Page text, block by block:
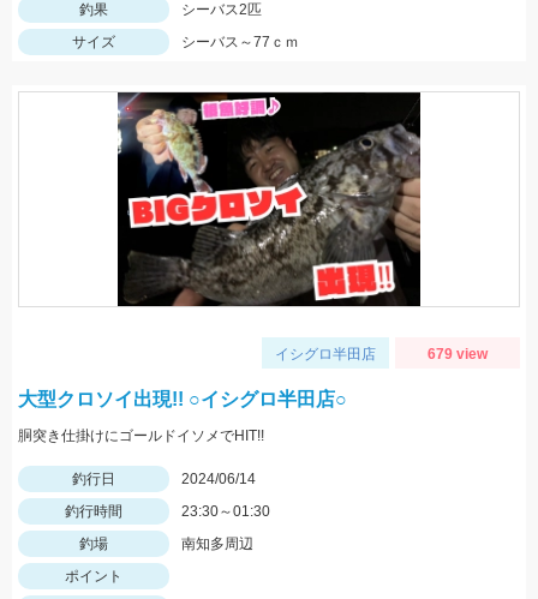
釣果
シーバス2匹
サイズ
シーバス～77ｃｍ
イシグロ半田店 679 view
大型クロソイ出現!! ○イシグロ半田店○
胴突き仕掛けにゴールドイソメでHIT!!
釣行日
2024/06/14
釣行時間
23:30～01:30
釣場
南知多周辺
ポイント